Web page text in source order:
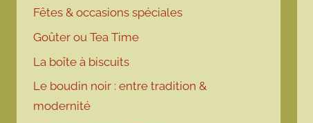
Fêtes & occasions spéciales
Goûter ou Tea Time
La boîte à biscuits
Le boudin noir : entre tradition &
modernité